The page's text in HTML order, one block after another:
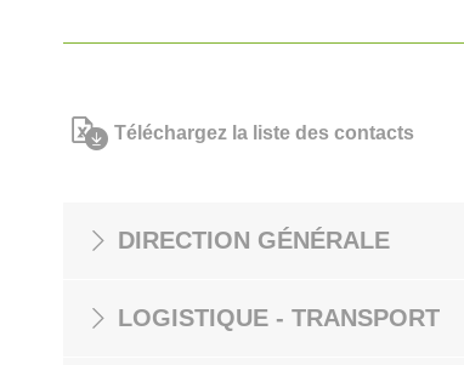
Téléchargez la liste des contacts
DIRECTION GÉNÉRALE
LOGISTIQUE - TRANSPORT